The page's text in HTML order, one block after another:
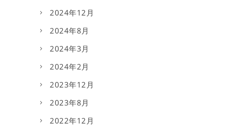
2024年12月
2024年8月
2024年3月
2024年2月
2023年12月
2023年8月
2022年12月